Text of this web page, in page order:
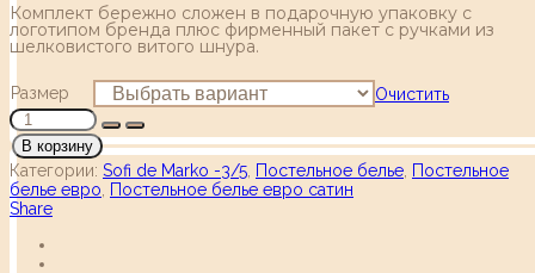
Комплект бережно сложен в подарочную упаковку с
логотипом бренда плюс фирменный пакет с ручками из
шелковистого витого шнура.
Размер Очистить
В корзину
Категории: Sofi de Marko -3/5 Постельное белье Постельное
белье евро
Постельное белье евро сатин
Share